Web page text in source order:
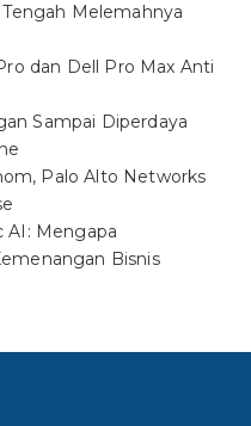
Tengah Melemahnya
dan Dell Pro Max Anti
Sampai Diperdaya
Palo Alto Networks
AI: Mengapa
Bisnis